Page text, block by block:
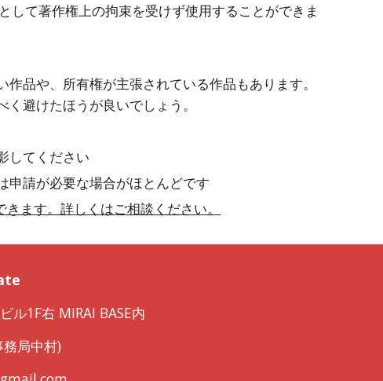
て著作権上の拘束を受けず使用することができま
品や、所有権が主張されている作品もあります。
避けたほうが良いでしょう。
してください
申請が必要な場合がほとんどです
ます。詳しくはご相談ください。
ル1F右 MIRAI BASE内
局中村)